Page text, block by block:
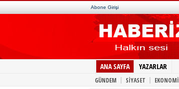
Abone Girişi
ANA SAYFA YAZARLAR
GÜNDEM | SİYASET | EKONOMİ